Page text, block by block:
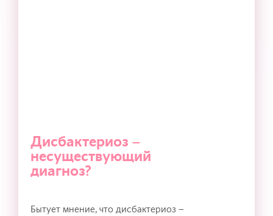
Дисбактериоз –
несуществующий
диагноз?
Бытует мнение, что дисбактериоз –